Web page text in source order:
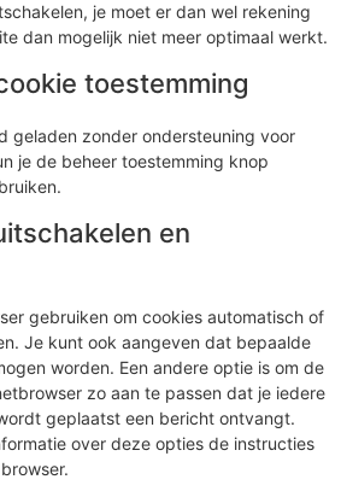
je moet er dan wel rekening
dan mogelijk niet meer optimaal werkt.
toestemming
geladen zonder ondersteuning voor
je de beheer toestemming knop
en
gebruiken om cookies automatisch of
Je kunt ook aangeven dat bepaalde
worden. Een andere optie is om de
zo aan te passen dat je iedere
geplaatst een bericht ontvangt.
over deze opties de instructies